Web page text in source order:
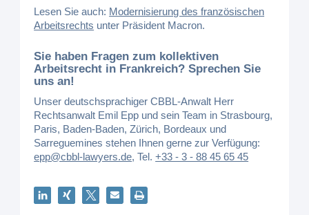
Lesen Sie auch: Modernisierung des französischen
Arbeitsrechts unter Präsident Macron.
Sie haben Fragen zum kollektiven
Arbeitsrecht in Frankreich? Sprechen Sie
uns an!
Unser deutschsprachiger CBBL-Anwalt Herr
Rechtsanwalt Emil Epp und sein Team in Strasbourg,
Paris, Baden-Baden, Zürich, Bordeaux und
Sarreguemines stehen Ihnen gerne zur Verfügung:
epp@cbbl-lawyers.de,Tel.+33 - 3 - 88 45 65 45